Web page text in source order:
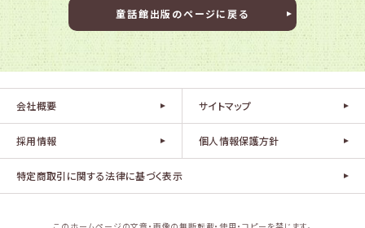
童話館出版のページに戻る
会社概要 サイトマップ
採用情報 個人情報保護方針
特定商取引に関する法律に基づく表示